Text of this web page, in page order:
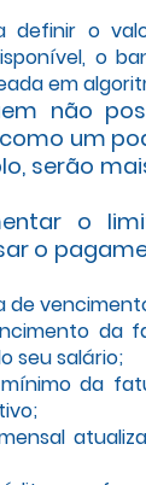
definir o
o
em
não
um
serão
o
o
de
da
seu salário;
da